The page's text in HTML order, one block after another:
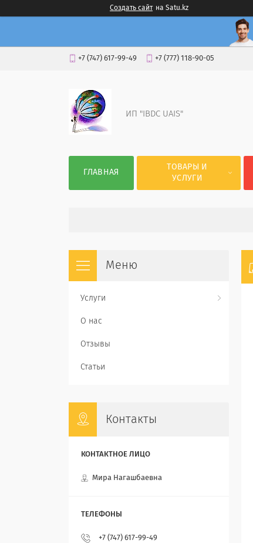
Создать сайт на Satu.kz
+7 (747) 617-99-49 +7 (777) 118-90-05
ИП "IBDC UAIS"
ГЛАВНАЯ
ТОВАРЫ И
УСЛУГИ
Услуги
О нас
Отзывы
Статьи
Контакты
Мира Нагашбаевна
+7 (747) 617-99-49